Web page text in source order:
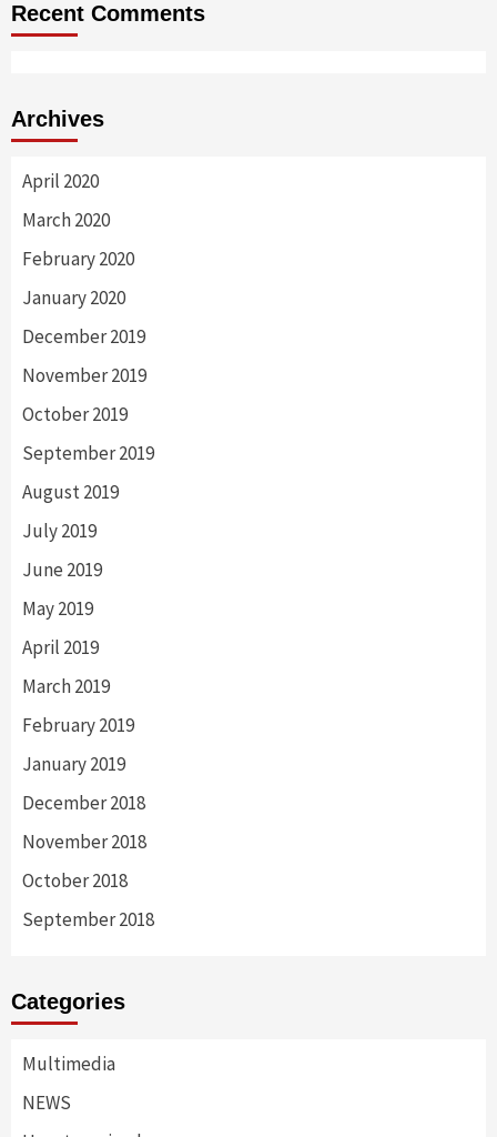
Recent Comments
Archives
April 2020
March 2020
February 2020
January 2020
December 2019
November 2019
October 2019
September 2019
August 2019
July 2019
June 2019
May 2019
April 2019
March 2019
February 2019
January 2019
December 2018
November 2018
October 2018
September 2018
Categories
Multimedia
NEWS